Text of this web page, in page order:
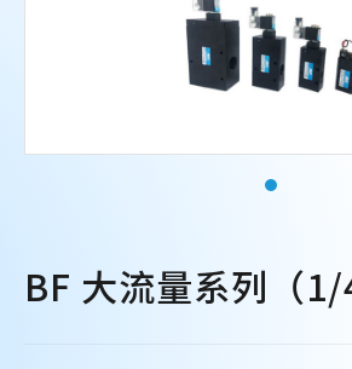
BF 大流量系列（1/